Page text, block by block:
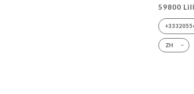
59800
ZH